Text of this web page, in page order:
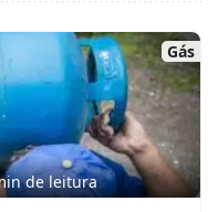
Gás
de leitura